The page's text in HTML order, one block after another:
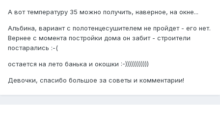
А вот температуру 35 можно получить, наверное, на окне...
Альбина, вариант с полотенцесушителем не пройдет - его нет.
Вернее с момента постройки дома он забит - строители
постарались :-(
остается на лето банька и окошки :-))))))))))))
Девочки, спасибо большое за советы и комментарии!